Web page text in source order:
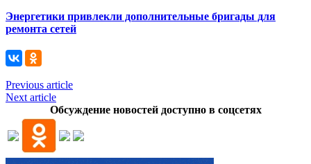
Энергетики привлекли дополнительные бригады для
ремонта сетей
Previous article
Next article
Обсуждение новостей доступно в соцсетях